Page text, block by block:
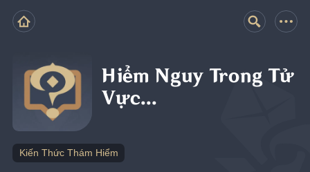
Hiểm Nguy Trong Tử
Vực...
Kiến Thức Thám Hiểm